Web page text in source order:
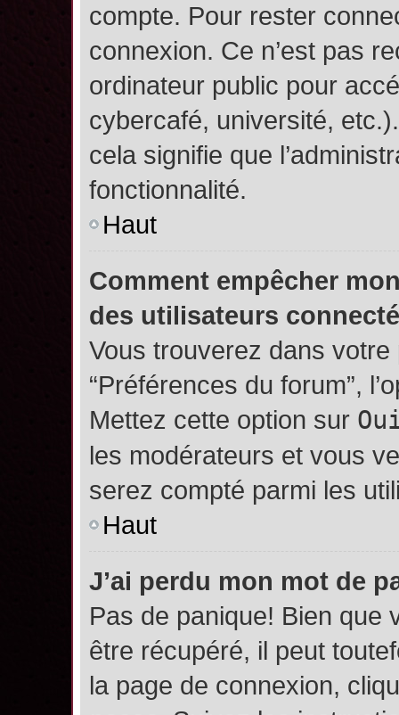
compte. Pour rester
connexion. Ce n’est pas
ordinateur public pour
cybercafé, université,
cela signifie que
fonctionnalité.
Haut
Comment empêcher
des utilisateurs
Vous trouverez dans votre
“Préférences du forum”,
Mettez cette option sur
les modérateurs et vous
serez compté parmi les
Haut
J’ai perdu mon mot de
Pas de panique! Bien que
être récupéré, il peut
la page de connexion,